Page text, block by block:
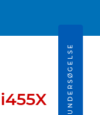
UNDERSØGELSE